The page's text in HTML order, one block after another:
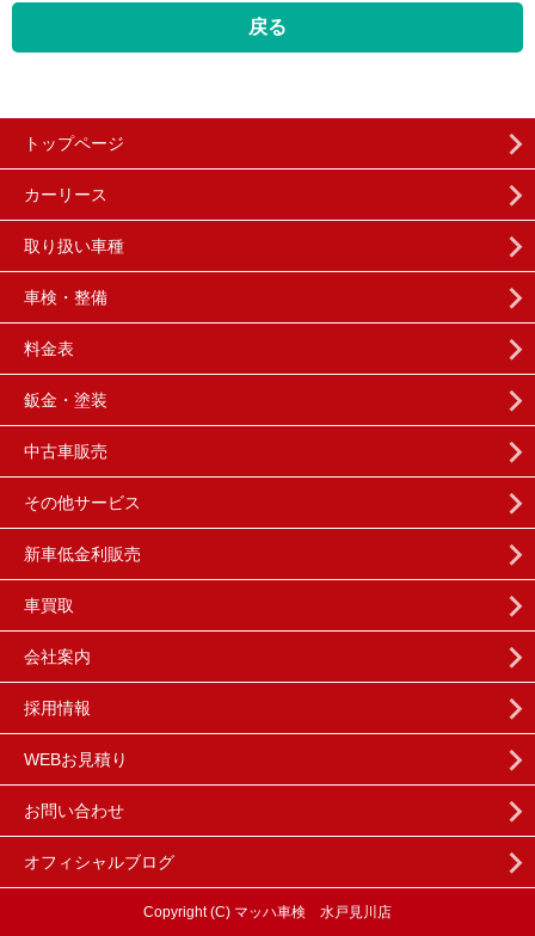
戻る
トップページ
カーリース
取り扱い車種
車検・整備
料金表
鈑金・塗装
中古車販売
その他サービス
新車低金利販売
車買取
会社案内
採用情報
WEBお見積り
お問い合わせ
オフィシャルブログ
Copyright (C) マッハ車検 水戸見川店